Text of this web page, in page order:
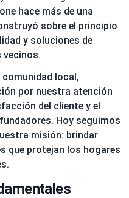
hace más de una
sobre el principio
y soluciones de
vecinos.
local,
por nuestra atención
del cliente y el
Hoy seguimos
misión: brindar
que protejan los hogares